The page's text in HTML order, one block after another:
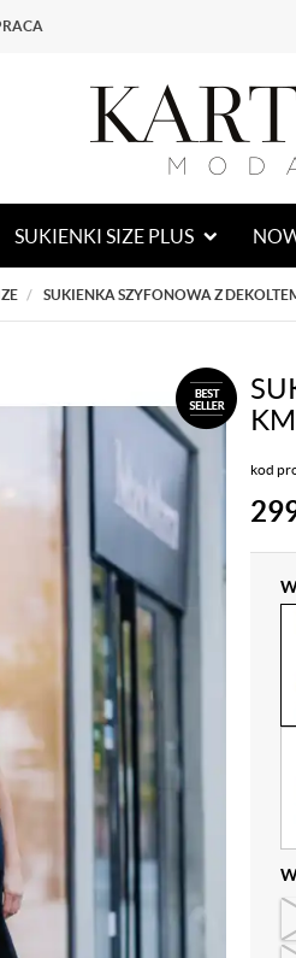
SUKIENKI SIZE PLUS
SUKIENKA SZYFONOWA Z
kod